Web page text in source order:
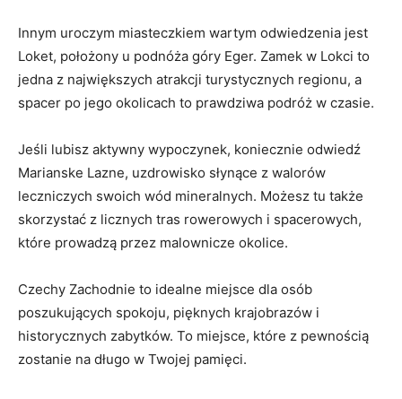
Innym uroczym miasteczkiem wartym odwiedzenia jest
Loket, położony u podnóża góry Eger.⁤ Zamek w‌ Lokci to
jedna z ⁤największych atrakcji turystycznych regionu, a
spacer po jego okolicach ‌to prawdziwa ⁤podróż w czasie.
Jeśli lubisz aktywny ⁣wypoczynek, koniecznie odwiedź
Marianske ⁣Lazne, uzdrowisko słynące z walorów
leczniczych swoich wód mineralnych. Możesz‌ tu ⁢także
skorzystać z licznych tras rowerowych i spacerowych,
które ‌prowadzą przez ‌malownicze okolice.
Czechy Zachodnie to idealne miejsce dla osób
‌poszukujących spokoju, pięknych krajobrazów i
historycznych zabytków. To miejsce, które z pewnością‍
zostanie⁤ na długo w Twojej pamięci.